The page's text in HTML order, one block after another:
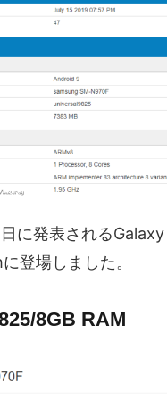
に発表される
登場しました。
8GB RAM